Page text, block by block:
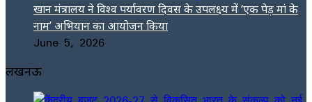
खान मंत्रालय ने विश्व पर्यावरण दिवस के उपलक्ष्य में ‘एक पेड़ मां के
नाम’ अभियान का आयोजन किया
June 5, 2026
लखनऊ